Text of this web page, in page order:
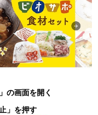
の画面を開く
」を押す